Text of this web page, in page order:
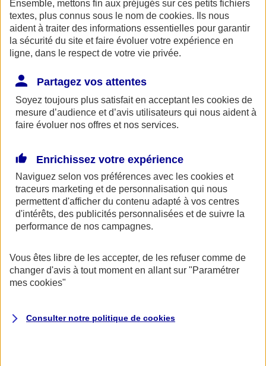
AXA Entraide met à votre disposition, ainsi qu'à celle de vos
proches une ligne de soutien psychologique. Ce service gratuit est
accessible 24h/24 au 0800 77 88 95.
Espace Client
Fermer le bandeau d'alerte
Ensemble, mettons fin aux préjugés sur ces petits fichiers
textes, plus connus sous le nom de cookies. Ils nous
aident à traiter des informations essentielles pour garantir
la sécurité du site et faire évoluer votre expérience en
ligne, dans le respect de votre vie privée.
Partagez vos attentes
Soyez toujours plus satisfait en acceptant les cookies de
mesure d’audience et d’avis utilisateurs qui nous aident à
faire évoluer nos offres et nos services.
Enrichissez votre expérience
Naviguez selon vos préférences avec les cookies et
traceurs marketing et de personnalisation qui nous
permettent d'afficher du contenu adapté à vos centres
d'intérêts, des publicités personnalisées et de suivre la
performance de nos campagnes.
Vous êtes libre de les accepter, de les refuser comme de
changer d'avis à tout moment en allant sur "Paramétrer
mes cookies"
Consulter notre politique de cookies